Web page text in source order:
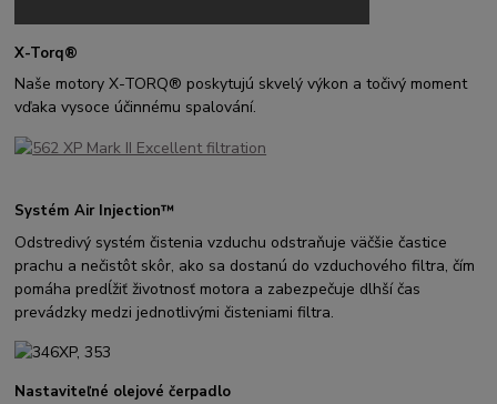
X-Torq®
Naše motory X-TORQ® poskytujú skvelý výkon a točivý moment
vďaka vysoce účinnému spalování.
Systém Air Injection™
Odstredivý systém čistenia vzduchu odstraňuje väčšie častice
prachu a nečistôt skôr, ako sa dostanú do vzduchového filtra, čím
pomáha predĺžiť životnosť motora a zabezpečuje dlhší čas
prevádzky medzi jednotlivými čisteniami filtra.
Nastaviteľné olejové čerpadlo